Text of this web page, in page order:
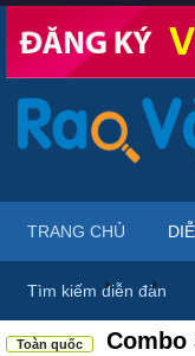
Diễn đàn ...
Toàn quốc
Combo
TRANG CHỦ
Tìm kiếm diễn đàn